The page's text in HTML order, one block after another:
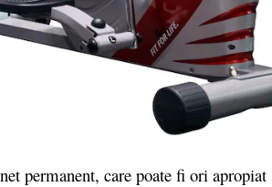
permanent, care poate fi ori